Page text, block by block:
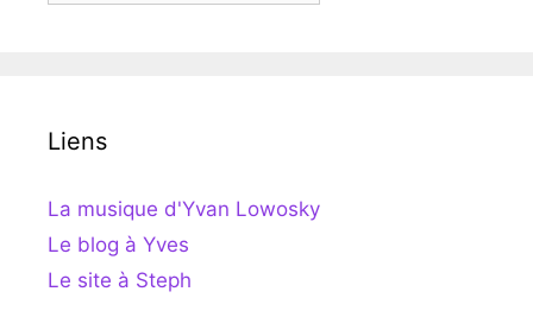
Liens
La musique d'Yvan Lowosky
Le blog à Yves
Le site à Steph